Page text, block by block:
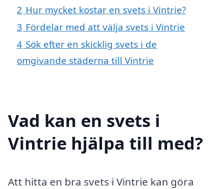
2 Hur mycket kostar en svets i Vintrie?
3 Fördelar med att välja svets i Vintrie
4 Sök efter en skicklig svets i de
omgivande städerna till Vintrie
Vad kan en svets i
Vintrie hjälpa till med?
Att hitta en bra svets i Vintrie kan göra